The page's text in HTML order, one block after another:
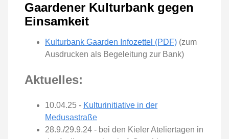
Gaardener Kulturbank gegen
Einsamkeit
Kulturbank Gaarden Infozettel (PDF) (zum
Ausdrucken als Begeleitung zur Bank)
Aktuelles:
10.04.25 - Kulturinitiative in der
Medusastraße
28.9./29.9.24 - bei den Kieler Ateliertagen in